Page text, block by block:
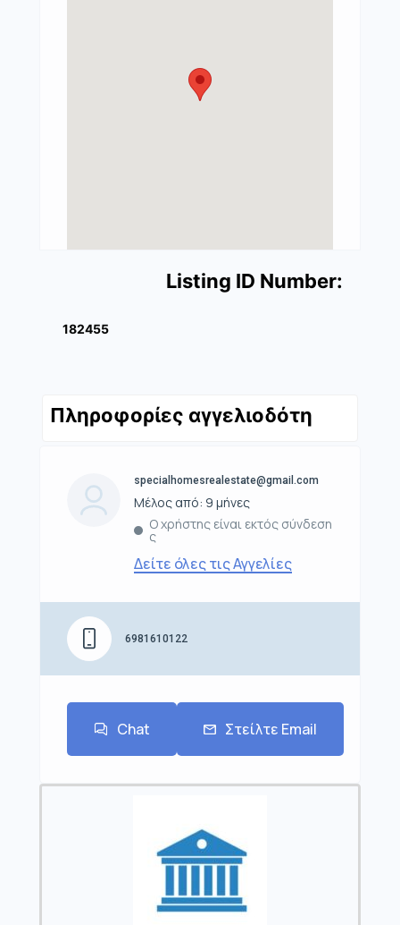
Listing ID Number:
182455
Πληροφορίες αγγελιοδότη
specialhomesrealestate@gmail.com
Μέλος από: 9 μήνες
Ο χρήστης είναι εκτός σύνδεση
ς
Δείτε όλες τις Αγγελίες
6981610122
Chat Στείλτε Email